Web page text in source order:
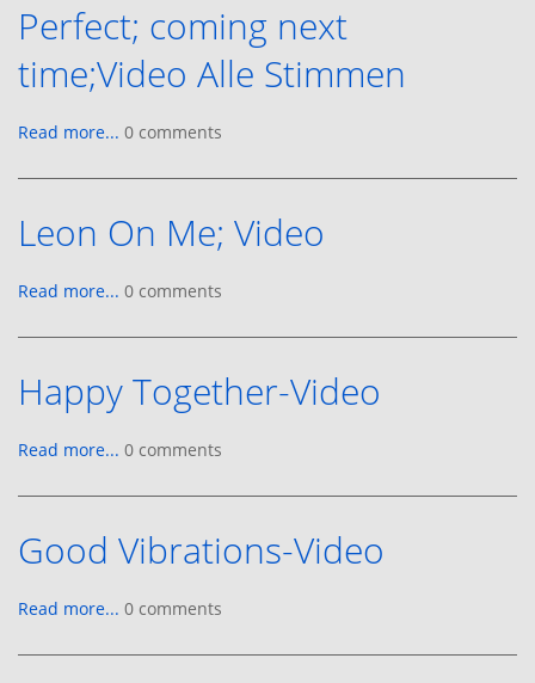
Perfect; coming next
time;Video Alle Stimmen
Read more... 0 comments
Leon On Me; Video
Read more... 0 comments
Happy Together-Video
Read more... 0 comments
Good Vibrations-Video
Read more... 0 comments